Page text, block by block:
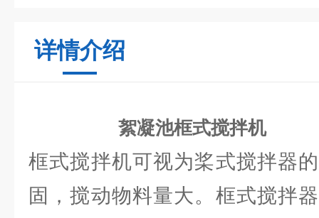
详情介绍
絮凝池框式搅拌机
框式搅拌机可视为桨式搅拌器
固，搅动物料量大。框式搅拌